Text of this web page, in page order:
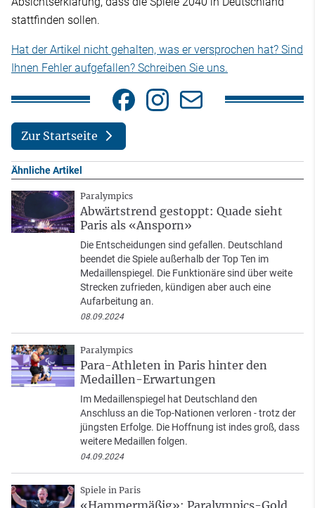
stattfinden sollen.
Hat der Artikel nicht gehalten, was er versprochen hat? Sind
Ihnen Fehler aufgefallen? Schreiben Sie uns.
Zur Startseite
Ähnliche Artikel
Paralympics
Abwärtstrend gestoppt: Quade sieht
Paris als «Ansporn»
Die Entscheidungen sind gefallen. Deutschland
beendet die Spiele außerhalb der Top Ten im
Medaillenspiegel. Die Funktionäre sind über weite
Strecken zufrieden, kündigen aber auch eine
Aufarbeitung an.
08.09.2024
Paralympics
Para-Athleten in Paris hinter den
Medaillen-Erwartungen
Im Medaillenspiegel hat Deutschland den
Anschluss an die Top-Nationen verloren - trotz der
jüngsten Erfolge. Die Hoffnung ist indes groß, dass
weitere Medaillen folgen.
04.09.2024
Spiele in Paris
«Hammermäßig»: Paralympics-Gold